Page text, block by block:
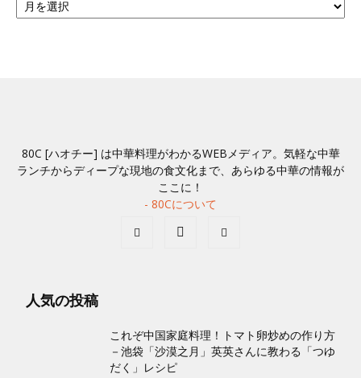
ー
80C [ハオチー] は中華料理がわかるWEBメディア。気軽な中華
ランチからディープな現地の食文化まで、あらゆる中華の情報が
ここに！
- 80Cについて
人気の投稿
これぞ中国家庭料理！トマト卵炒めの作り方
－池袋「沙漠之月」英英さんに教わる「つゆ
だく」レシピ